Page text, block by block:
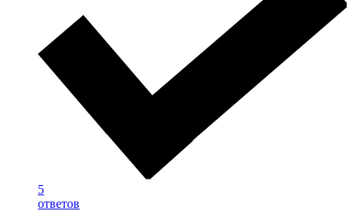
5
ответов